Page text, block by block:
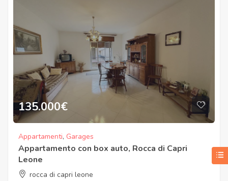
135.000€
Appartamenti, Garages
Appartamento con box auto, Rocca di Capri
Leone
rocca di capri leone